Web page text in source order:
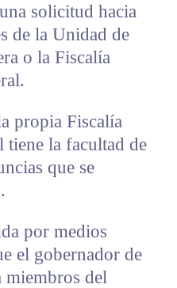
solicitud hacia
de la Unidad de
o la Fiscalía
propia Fiscalía
la facultad de
que se
por medios
el gobernador de
miembros del